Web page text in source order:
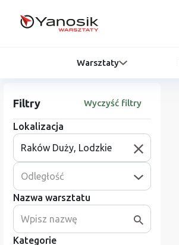
Warsztaty
Filtry Wyczyść filtry
Lokalizacja
Odległość
Nazwa warsztatu
Kategorie